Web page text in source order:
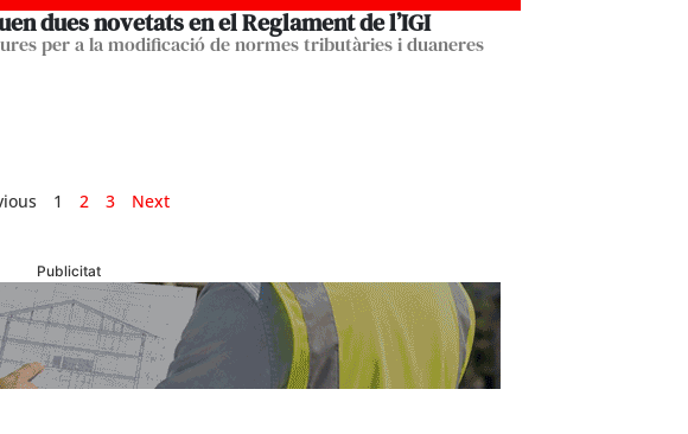
dues novetats en el Reglament de l’IGI
per a la modificació de normes tributàries i duaneres
1 2 3 Next
Publicitat